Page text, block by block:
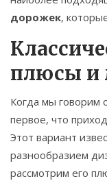
дорожек,
плюсы и
Когда мы говорим
первое, что
Этот вариант
разнообразием
рассмотрим его